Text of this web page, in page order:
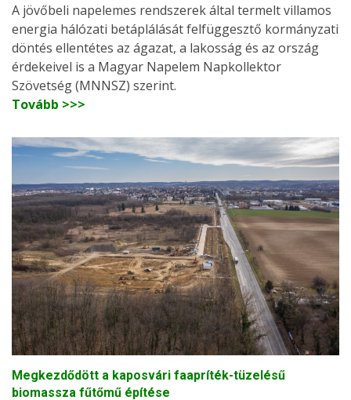
A jövőbeli napelemes rendszerek által termelt villamos
energia hálózati betáplálását felfüggesztő kormányzati
döntés ellentétes az ágazat, a lakosság és az ország
érdekeivel is a Magyar Napelem Napkollektor
Szövetség (MNNSZ) szerint.
Tovább >>>
Megkezdődött a kaposvári faapríték-tüzelésű
biomassza fűtőmű építése